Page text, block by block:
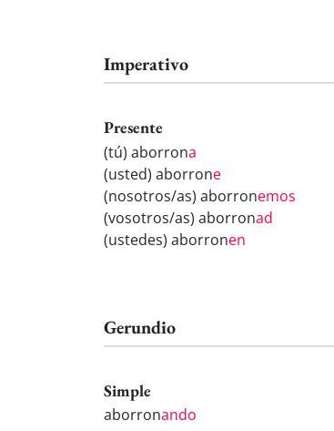
Imperativo
Presente
(tú) aborrona
(usted) aborrone
(nosotros/as) aborronemos
(vosotros/as) aborronad
(ustedes) aborronen
Gerundio
Simple
aborronando